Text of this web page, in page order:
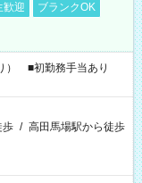
歓迎
ブランクOK
） ■初勤務手当あり
歩 / 高田馬場駅から徒歩